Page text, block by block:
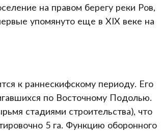
на правом берегу реки Ров,
упомянуто еще в XIX веке на
к раннескифскому периоду. Его
по Восточному Подолью.
стадиями строительства), что
5 га. Функцию оборонного